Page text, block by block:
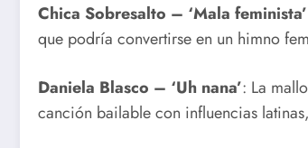
Chica Sobresalto – ‘Mala feminista’
que podría convertirse en un himno
Daniela Blasco – ‘Uh nana’: La
canción bailable con influencias